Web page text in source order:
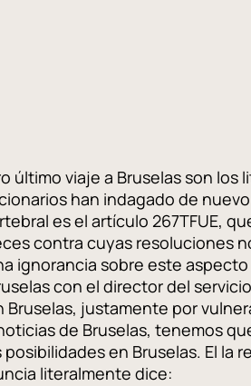
viaje a Bruselas son los
han indagado de
es el artículo 267TFUE,
contra cuyas resoluciones
ignorancia sobre este
con el director del
justamente por
de Bruselas, tenemos
en Bruselas. El la
literalmente dice: